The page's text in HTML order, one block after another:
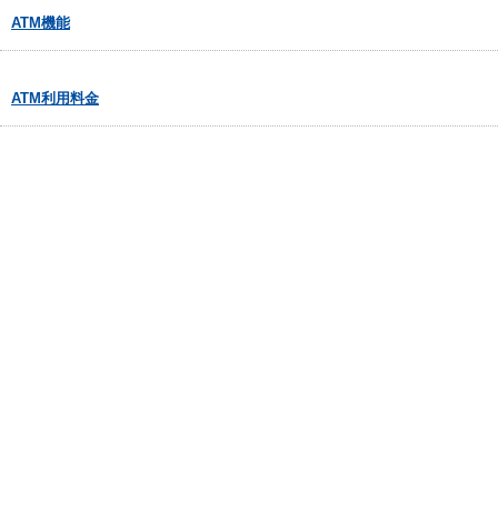
ATM機能
ATM利用料金